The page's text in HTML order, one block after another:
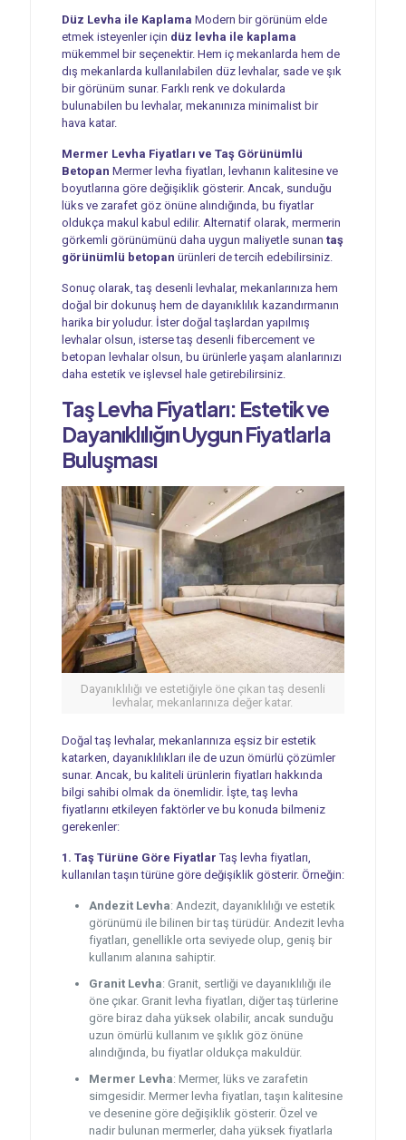
Düz Levha ile Kaplama Modern bir görünüm elde
etmek isteyenler için düz levha ile kaplama
mükemmel bir seçenektir. Hem iç mekanlarda hem de
dış mekanlarda kullanılabilen düz levhalar, sade ve şık
bir görünüm sunar. Farklı renk ve dokularda
bulunabilen bu levhalar, mekanınıza minimalist bir
hava katar.
Mermer Levha Fiyatları ve Taş Görünümlü
Betopan Mermer levha fiyatları, levhanın kalitesine ve
boyutlarına göre değişiklik gösterir. Ancak, sunduğu
lüks ve zarafet göz önüne alındığında, bu fiyatlar
oldukça makul kabul edilir. Alternatif olarak, mermerin
görkemli görünümünü daha uygun maliyetle sunan taş
görünümlü betopan ürünleri de tercih edebilirsiniz.
Sonuç olarak, taş desenli levhalar, mekanlarınıza hem
doğal bir dokunuş hem de dayanıklılık kazandırmanın
harika bir yoludur. İster doğal taşlardan yapılmış
levhalar olsun, isterse taş desenli fibercement ve
betopan levhalar olsun, bu ürünlerle yaşam alanlarınızı
daha estetik ve işlevsel hale getirebilirsiniz.
Taş Levha Fiyatları: Estetik ve
Dayanıklılığın Uygun Fiyatlarla
Buluşması
Dayanıklılığı ve estetiğiyle öne çıkan taş desenli
levhalar, mekanlarınıza değer katar.
Doğal taş levhalar, mekanlarınıza eşsiz bir estetik
katarken, dayanıklılıkları ile de uzun ömürlü çözümler
sunar. Ancak, bu kaliteli ürünlerin fiyatları hakkında
bilgi sahibi olmak da önemlidir. İşte, taş levha
fiyatlarını etkileyen faktörler ve bu konuda bilmeniz
gerekenler:
1. Taş Türüne Göre Fiyatlar Taş levha fiyatları,
kullanılan taşın türüne göre değişiklik gösterir. Örneğin:
Andezit Levha: Andezit, dayanıklılığı ve estetik
görünümü ile bilinen bir taş türüdür. Andezit levha
fiyatları, genellikle orta seviyede olup, geniş bir
kullanım alanına sahiptir.
Granit Levha: Granit, sertliği ve dayanıklılığı ile
öne çıkar. Granit levha fiyatları, diğer taş türlerine
göre biraz daha yüksek olabilir, ancak sunduğu
uzun ömürlü kullanım ve şıklık göz önüne
alındığında, bu fiyatlar oldukça makuldür.
Mermer Levha: Mermer, lüks ve zarafetin
simgesidir. Mermer levha fiyatları, taşın kalitesine
ve desenine göre değişiklik gösterir. Özel ve
nadir bulunan mermerler, daha yüksek fiyatlarla